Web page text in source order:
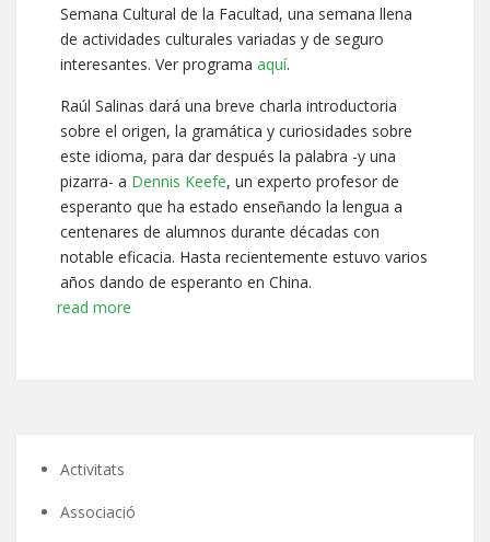
Semana Cultural de la Facultad, una semana llena
de actividades culturales variadas y de seguro
interesantes. Ver programa aquí.
Raúl Salinas dará una breve charla introductoria
sobre el origen, la gramática y curiosidades sobre
este idioma, para dar después la palabra -y una
pizarra- a Dennis Keefe, un experto profesor de
esperanto que ha estado enseñando la lengua a
centenares de alumnos durante décadas con
notable eficacia. Hasta recientemente estuvo varios
años dando de esperanto en China.
read more
Activitats
Associació